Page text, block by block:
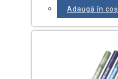
Adaugă în coș